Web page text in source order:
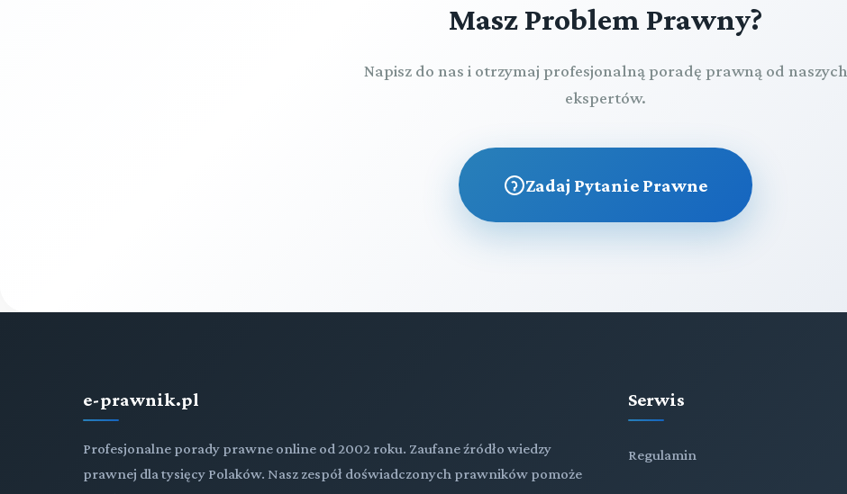
Masz Problem Prawny?
Napisz do nas i otrzymaj profesjonalną poradę prawną od naszych
ekspertów.
Zadaj Pytanie Prawne
e-prawnik.pl
Profesjonalne porady prawne online od 2002 roku. Zaufane źródło wiedzy
prawnej dla tysięcy Polaków. Nasz zespół doświadczonych prawników pomoże
Serwis
Regulamin